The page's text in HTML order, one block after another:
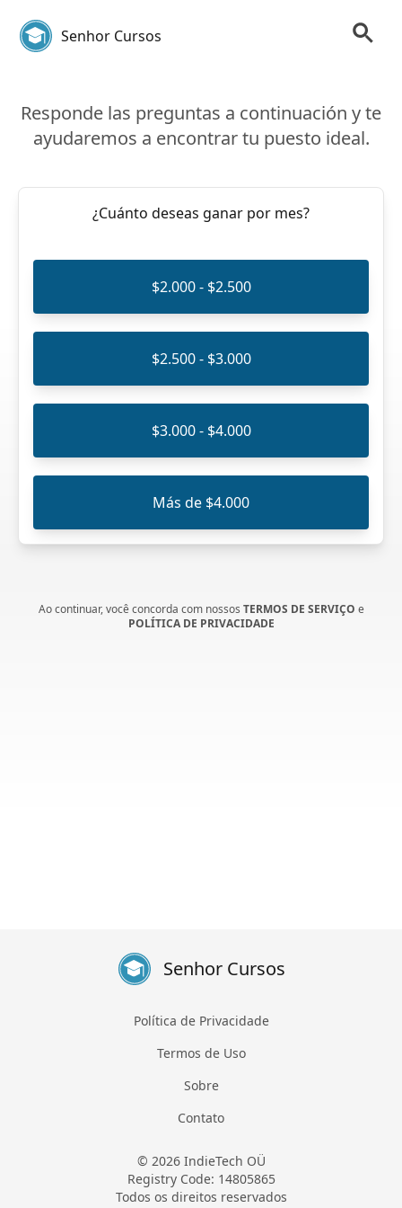
Senhor Cursos
Responde las preguntas a continuación y te
ayudaremos a encontrar tu puesto ideal.
¿Cuánto deseas ganar por mes?
$2.000 - $2.500
$2.500 - $3.000
$3.000 - $4.000
Más de $4.000
Ao continuar, você concorda com nossos TERMOS DE SERVIÇO e
POLÍTICA DE PRIVACIDADE
Senhor Cursos
Política de Privacidade
Termos de Uso
Sobre
Contato
© 2026 IndieTech OÜ
Registry Code: 14805865
Todos os direitos reservados